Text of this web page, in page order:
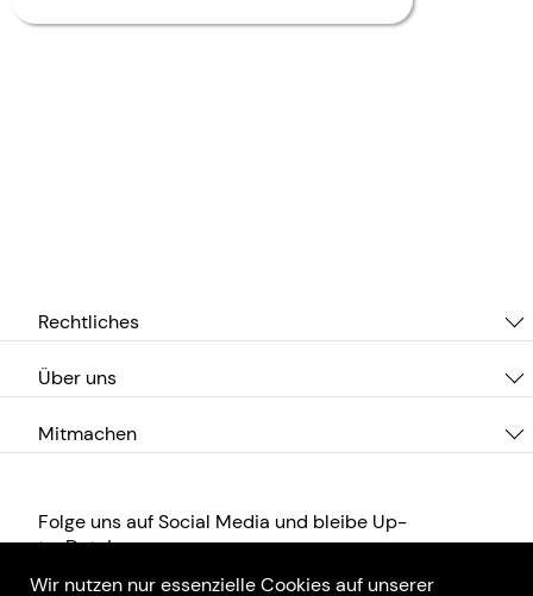
Rechtliches
Über uns
Mitmachen
Folge uns auf Social Media und bleibe Up-
to-Date!
Wir nutzen nur essenzielle Cookies auf unserer